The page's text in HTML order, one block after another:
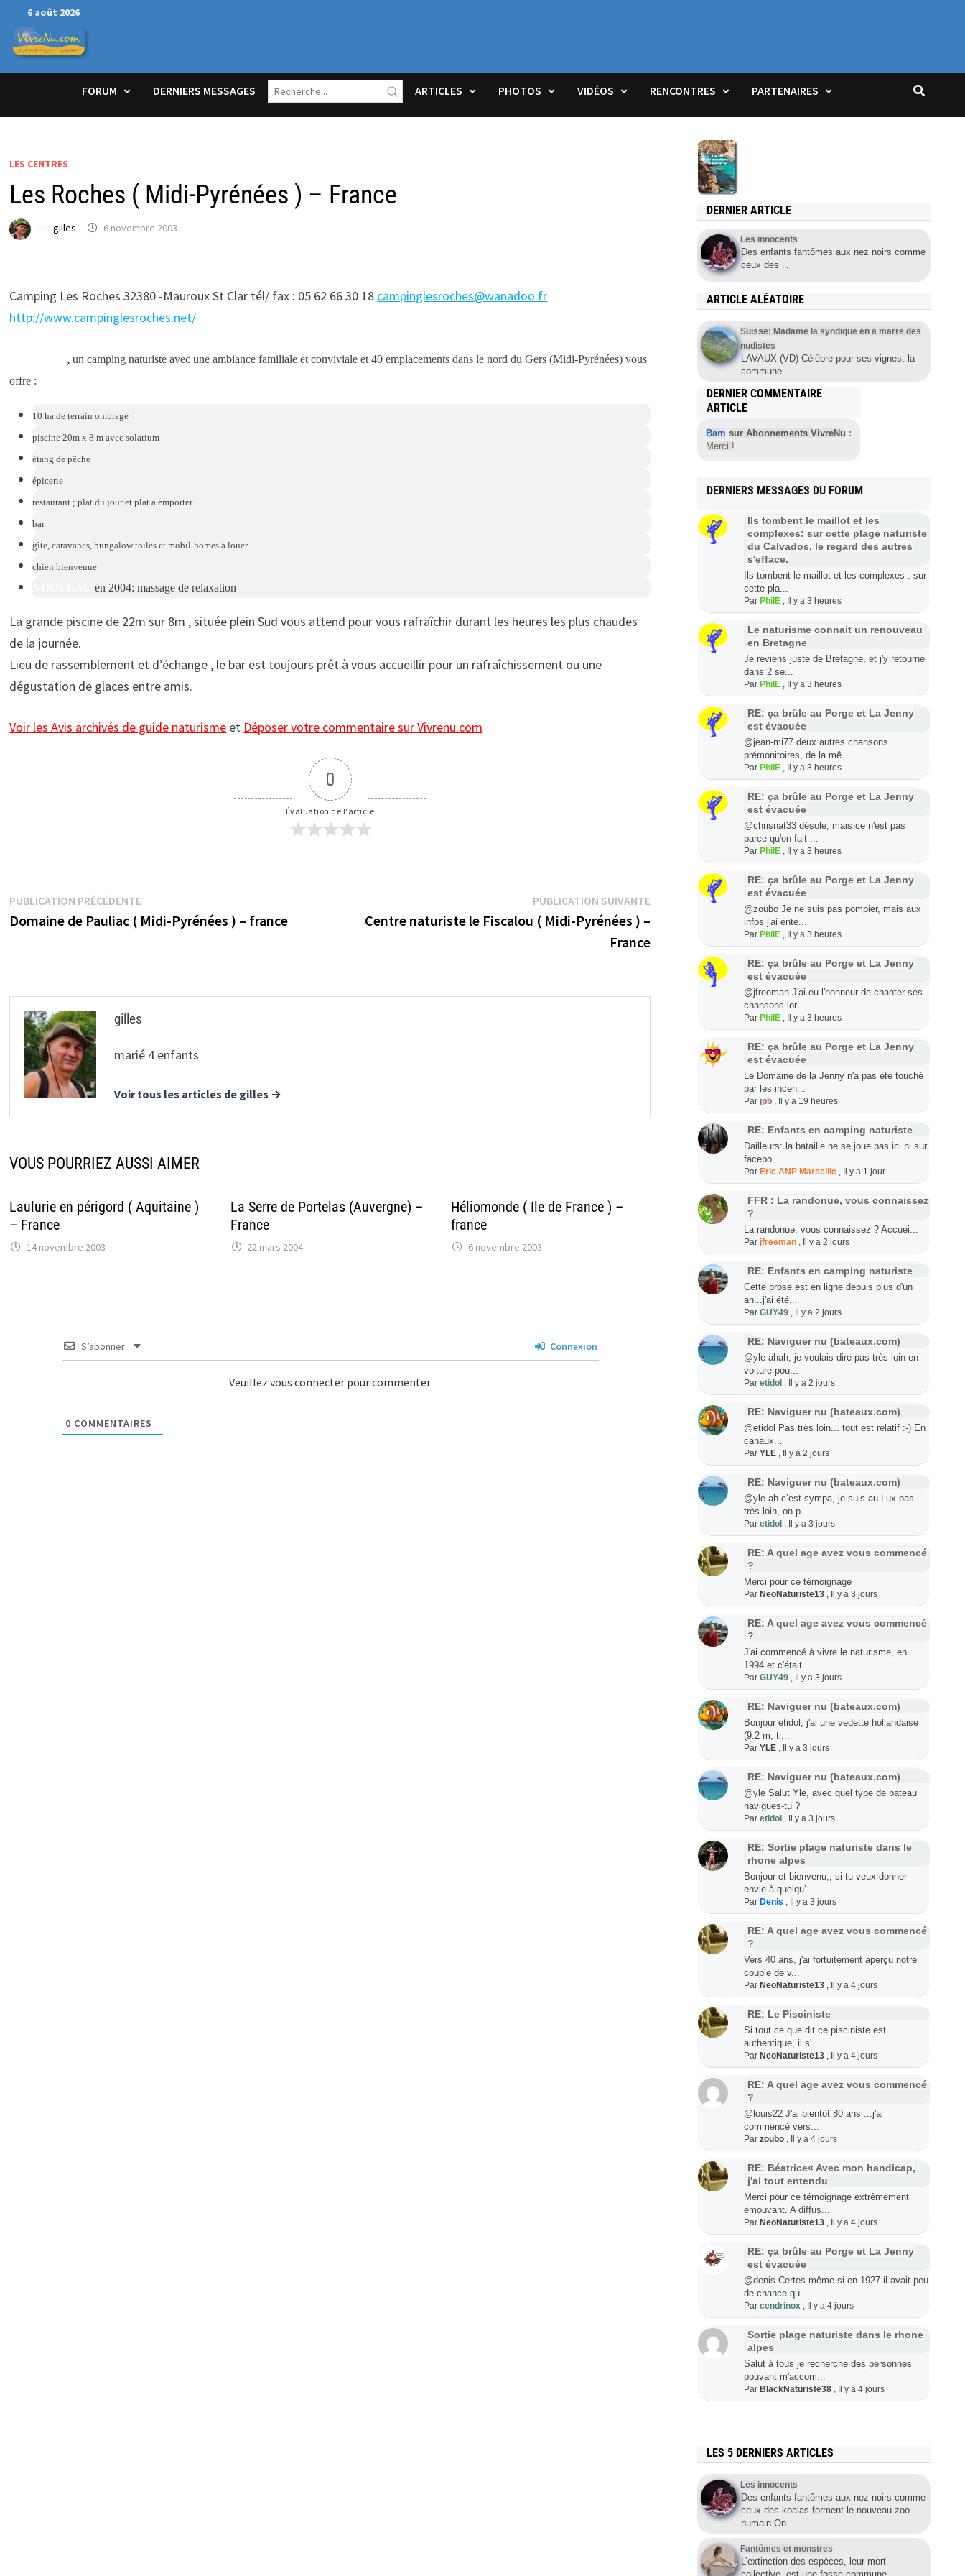
Passer
contenu
6 août 2026
FORUM DERNIERS MESSAGES ARTICLES PHOTOS VIDÉOS RENCONTRES PARTENAIRES
LES CENTRES
Les Roches ( Midi-Pyrénées ) – France
pargilles 6 novembre 2003
Camping Les Roches 32380 -Mauroux St Clar tél/ fax : 05 62 66 30 18 campinglesroches@wanadoo.fr
http://www.campinglesroches.net/
,un camping naturiste avec une ambiance familiale et conviviale et 40 emplacements dans le nord du Gers (Midi-Pyrénées) vous
offre :
10 ha de terrain ombragé
piscine 20m x 8 m avec solarium
étang de pêche
épicerie
restaurant ; plat du jour et plat a emporter
bar
gîte, caravanes, bungalow toiles et mobil-homes à louer
chien bienvenue
en 2004: massage de relaxation
La grande piscine de 22m sur 8m , située plein Sud vous attend pour vous rafraîchir durant les heures les plus chaudes
de la journée.
Lieu de rassemblement et d’échange , le bar est toujours prêt à vous accueillir pour un rafraîchissement ou une
dégustation de glaces entre amis.
Voir les Avis archivés de guide naturisme et Déposer votre commentaire sur Vivrenu.com
0
Évaluation de l'article
Navigation
de
PUBLICATION PRÉCÉDENTEPublication
précédente :
Domaine de Pauliac ( Midi-Pyrénées ) – france
PUBLICATION SUIVANTEPublication
suivante :
Centre naturiste le Fiscalou ( Midi-Pyrénées ) –
France
gilles
marié 4 enfants
Voir tous les articles de gilles →
VOUS POURRIEZ AUSSI AIMER
Laulurie en périgord ( Aquitaine )
– France
14 novembre 2003
La Serre de Portelas (Auvergne) –
France
22 mars 2004
Héliomonde ( Ile de France ) –
france
6 novembre 2003
S’abonner Connexion
Veuillez vous connecter pour commenter
0 COMMENTAIRES
DERNIER ARTICLE
Les innocents
Des enfants fantômes aux nez noirs comme
ceux des ...
ARTICLE ALÉATOIRE
Suisse: Madame la syndique en a marre des
nudistes
LAVAUX (VD) Célèbre pour ses vignes, la
commune
DERNIER COMMENTAIRE
ARTICLE
Bam sur Abonnements VivreNu :
Merci !
DERNIERS MESSAGES DU FORUM
Ils tombent le maillot et les
complexes: sur cette plage naturiste
du Calvados, le regard des autres
s'efface.
Ils tombent le maillot et les complexes : sur
cette pla...
ParPhilE Il y a 3 heures
Le naturisme connait un renouveau
en Bretagne
Je reviens juste de Bretagne, et j'y retourne
dans 2 se...
ParPhilE Il y a 3 heures
RE: ça brûle au Porge et La Jenny
est évacuée
@jean-mi77 deux autres chansons
prémonitoires, de la mê...
ParPhilE Il y a 3 heures
RE: ça brûle au Porge et La Jenny
est évacuée
@chrisnat33 désolé, mais ce n'est pas
parce qu'on fait ...
ParPhilE Il y a 3 heures
RE: ça brûle au Porge et La Jenny
est évacuée
@zoubo Je ne suis pas pompier, mais aux
infos j'ai ente...
ParPhilE Il y a 3 heures
RE: ça brûle au Porge et La Jenny
est évacuée
@jfreeman J'ai eu l'honneur de chanter ses
chansons lor...
ParPhilE Il y a 3 heures
RE: ça brûle au Porge et La Jenny
est évacuée
Le Domaine de la Jenny n'a pas été touché
par les incen...
Parjpb Il y a 19 heures
RE: Enfants en camping naturiste
Dailleurs: la bataille ne se joue pas ici ni sur
facebo...
ParEric ANP Marseille Il y a 1 jour
FFR : La randonue, vous connaissez
?
La randonue, vous connaissez ? Accuei...
Parjfreeman Il y a 2 jours
RE: Enfants en camping naturiste
Cette prose est en ligne depuis plus d'un
an...j'ai été...
ParGUY49 Il y a 2 jours
RE: Naviguer nu (bateaux.com)
@yle ahah, je voulais dire pas très loin en
voiture pou...
Paretidol Il y a 2 jours
RE: Naviguer nu (bateaux.com)
@etidol Pas très loin... tout est relatif :-) En
canaux...
ParYLE Il y a 2 jours
RE: Naviguer nu (bateaux.com)
@yle ah c’est sympa, je suis au Lux pas
très loin, on p...
Paretidol Il y a 3 jours
RE: A quel age avez vous commencé
?
Merci pour ce témoignage
ParNeoNaturiste13 Il y a 3 jours
RE: A quel age avez vous commencé
?
J'ai commencé à vivre le naturisme, en
1994 et c'était ...
ParGUY49 Il y a 3 jours
RE: Naviguer nu (bateaux.com)
Bonjour etidol, j'ai une vedette hollandaise
(9.2 m, ti...
ParYLE Il y a 3 jours
RE: Naviguer nu (bateaux.com)
@yle Salut Yle, avec quel type de bateau
navigues-tu ?
Paretidol Il y a 3 jours
RE: Sortie plage naturiste dans le
rhone alpes
Bonjour et bienvenu,, si tu veux donner
envie à quelqu’...
ParDenis Il y a 3 jours
RE: A quel age avez vous commencé
?
Vers 40 ans, j'ai fortuitement aperçu notre
couple de v...
ParNeoNaturiste13 Il y a 4 jours
RE: Le Pisciniste
Si tout ce que dit ce pisciniste est
authentique, il s'...
ParNeoNaturiste13 Il y a 4 jours
RE: A quel age avez vous commencé
?
@louis22 J'ai bientôt 80 ans ...j'ai
commencé vers...
Parzoubo Il y a 4 jours
RE: Béatrice« Avec mon handicap,
j'ai tout entendu
Merci pour ce témoignage extrêmement
émouvant. A diffus...
ParNeoNaturiste13 Il y a 4 jours
RE: ça brûle au Porge et La Jenny
est évacuée
@denis Certes même si en 1927 il avait peu
de chance qu...
Parcendrinox Il y a 4 jours
Sortie plage naturiste dans le rhone
alpes
Salut à tous je recherche des personnes
pouvant m'accom...
ParBlackNaturiste38 Il y a 4 jours
LES 5 DERNIERS ARTICLES
Les innocents
Des enfants fantômes aux nez noirs comme
ceux des koalas forment le nouveau zoo
humain.On
Fantômes et monstres
L’extinction des espèces, leur mort